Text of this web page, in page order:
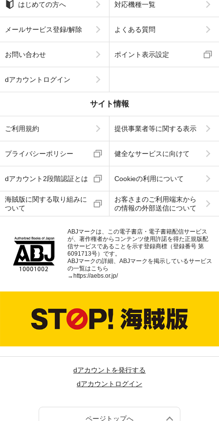
はじめての方へ 対応機種一覧
メールサービス登録/解除 よくある質問
お問い合わせ ポイント表示設定
dアカウントログイン
サイト情報
ご利用規約 提供事業者等に関する表示
プライバシーポリシー 健全なサービスに向けて
dアカウント2段階認証とは Cookieの利用について
海賊版に関する取り組みに
ついて
お客さまのご利用端末から
の情報の外部送信について
ABJマークは、この電子書店・電子書籍配信サービス
が、著作権者からコンテンツ使用許諾を得た正規版配
信サービスであることを示す登録商標（登録番号 第
6091713号）です。
ABJマークの詳細、ABJマークを掲示しているサービス
の一覧はこちら
→ https://aebs.or.jp/
dアカウントを発行する
dアカウントログイン
ページトップへ